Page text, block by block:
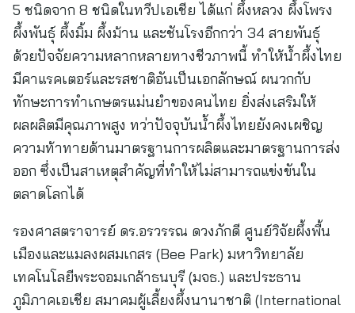
5 ชนิดจาก 8 ชนิดในทวีปเอเชีย ได้แก่ ผึ้งหลวง ผึ้งโพรง
ผึ้งพันธุ์ ผึ้งมิ้ม ผึ้งม้าน และชันโรงอีกกว่า 34 สายพันธุ์
ด้วยปัจจัยความหลากหลายทางชีวภาพนี้ ทำให้น้ำผึ้งไทย
มีคาแรคเตอร์และรสชาติอันเป็นเอกลักษณ์ ผนวกกับ
ทักษะการทำเกษตรแม่นยำของคนไทย ยิ่งส่งเสริมให้
ผลผลิตมีคุณภาพสูง ทว่าปัจจุบันน้ำผึ้งไทยยังคงเผชิญ
ความท้าทายด้านมาตรฐานการผลิตและมาตรฐานการส่ง
ออก ซึ่งเป็นสาเหตุสำคัญที่ทำให้ไม่สามารถแข่งขันใน
ตลาดโลกได้
รองศาสตราจารย์ ดร.อรวรรณ ดวงภักดี ศูนย์วิจัยผึ้งพื้น
เมืองและแมลงผสมเกสร (Bee Park) มหาวิทยาลัย
เทคโนโลยีพระจอมเกล้าธนบุรี (มจธ.) และประธาน
ภูมิภาคเอเชีย สมาคมผู้เลี้ยงผึ้งนานาชาติ (International